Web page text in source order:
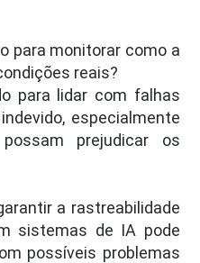
para monitorar como a
reais?
para lidar com falhas
especialmente
prejudicar os
a rastreabilidade
sistemas de IA pode
possíveis problemas